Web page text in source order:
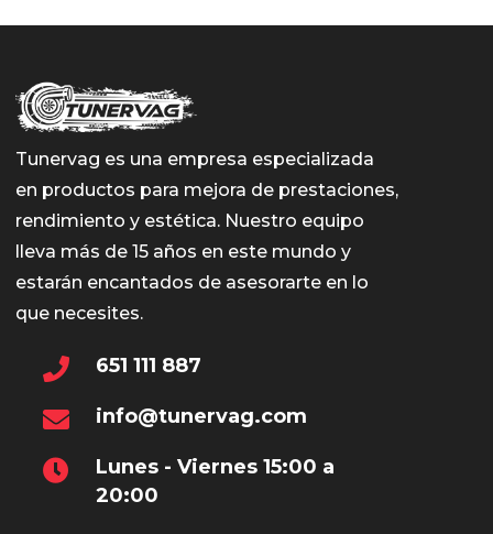
Tunervag es una empresa especializada
en productos para mejora de prestaciones,
rendimiento y estética. Nuestro equipo
lleva más de 15 años en este mundo y
estarán encantados de asesorarte en lo
que necesites.
651 111 887
info@tunervag.com
Lunes - Viernes 15:00 a
20:00